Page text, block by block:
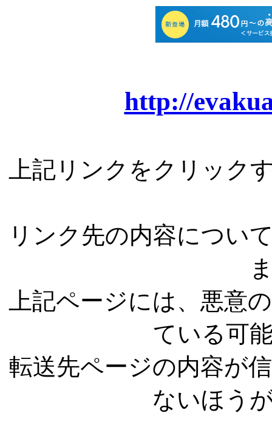
http://
上記リンクをクリック
リンク先の内容につい
上記ページには、悪意
ている可
転送先ページの内容が
ないほう